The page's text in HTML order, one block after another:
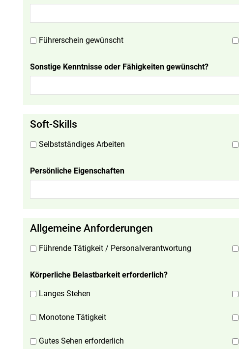
Führerschein gewünscht
Sonstige Kenntnisse oder Fähigkeiten gewünscht?
Soft-Skills
Selbstständiges Arbeiten
Persönliche Eigenschaften
Allgemeine Anforderungen
Führende Tätigkeit / Personalverantwortung
Körperliche Belastbarkeit erforderlich?
Langes Stehen
Monotone Tätigkeit
Gutes Sehen erforderlich